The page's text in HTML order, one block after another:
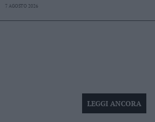
7 AGOSTO 2026
LEGGI ANCORA